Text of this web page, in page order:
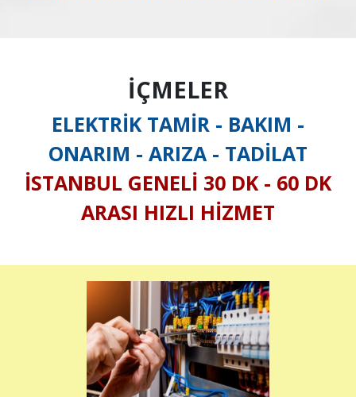
İÇMELER
ELEKTRİK TAMİR - BAKIM -
ONARIM - ARIZA - TADİLAT
İSTANBUL GENELİ 30 DK - 60 DK
ARASI HIZLI HİZMET